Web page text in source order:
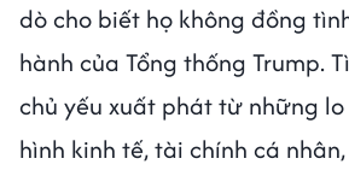
dò cho biết họ không đồng
hành của Tổng thống Trump.
chủ yếu xuất phát từ những
hình kinh tế, tài chính cá